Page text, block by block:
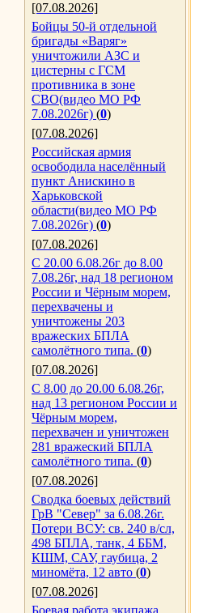
[07.08.2026]
Бойцы 50-й отдельной
бригады «Варяг»
уничтожили АЗС и
цистерны с ГСМ
противника в зоне
СВО(видео МО РФ
7.08.2026г) (0)
[07.08.2026]
Российская армия
освободила населённый
пункт Анискино в
Харьковской
области(видео МО РФ
7.08.2026г) (0)
[07.08.2026]
С 20.00 6.08.26г до 8.00
7.08.26г, над 18 регионом
России и Чёрным морем,
перехвачены и
уничтожены 203
вражеских БПЛА
самолётного типа. (0)
[07.08.2026]
С 8.00 до 20.00 6.08.26г,
над 13 регионом России и
Чёрным морем,
перехвачен и уничтожен
281 вражеский БПЛА
самолётного типа. (0)
[07.08.2026]
Сводка боевых действий
ГрВ "Север" за 6.08.26г.
Потери ВСУ: св. 240 в/сл,
498 БПЛА, танк, 4 ББМ,
КШМ, САУ, гаубица, 2
миномёта, 12 авто (0)
[07.08.2026]
Боевая работа экипажа